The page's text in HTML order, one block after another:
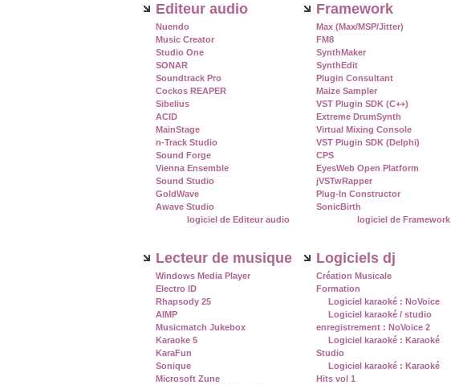
Editeur audio
Nuendo
Music Creator
Studio One
SONAR
Soundtrack Pro
Cockos REAPER
Sibelius
ACID
MainStage
n-Track Studio
Sound Forge
Vienna Ensemble
Sound Studio
GoldWave
Awave Studio
logiciel de Editeur audio
Framework
Max (Max/MSP/Jitter)
FM8
SynthMaker
SynthEdit
Plugin Consultant
Maize Sampler
VST Plugin SDK (C++)
Extreme DrumSynth
Virtual Mixing Console
VST Plugin SDK (Delphi)
CPS
EyesWeb Open Platform
jVSTwRapper
Plug-In Constructor
SonicBirth
logiciel de Framework
Lecteur de musique
Windows Media Player
Electro ID
Rhapsody 25
AIMP
Musicmatch Jukebox
Karaoke 5
KaraFun
Sonique
Microsoft Zune
Logiciels dj
Création Musicale
Formation
Logiciel karaoké : NoVoice
Logiciel karaoké / studio
enregistrement : NoVoice 2
Logiciel karaoké : Karaoké
Studio
Logiciel karaoké : Karaoké
Hits vol 1